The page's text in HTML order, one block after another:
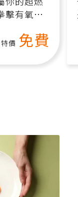
你的超燃
有氧」
無負擔
免費